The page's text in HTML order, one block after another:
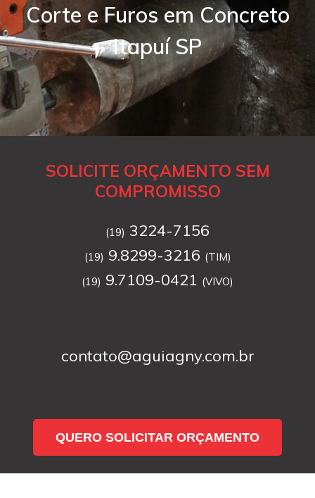
Corte e Furos em Concreto
Itapuí SP
SOLICITE ORÇAMENTO SEM
COMPROMISSO
(19) 3224-7156
(19) 9.8299-3216 (TIM)
(19) 9.7109-0421 (VIVO)
contato@aguiagny.com.br
QUERO SOLICITAR ORÇAMENTO